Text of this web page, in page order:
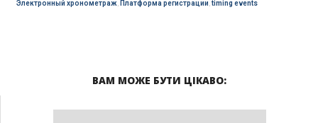
Электронный хронометраж, Платформа регистрации timing events
ВАМ МОЖЕ БУТИ ЦІКАВО: